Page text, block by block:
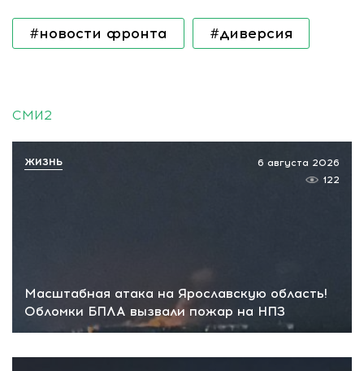
#новости фронта #диверсия
СМИ2
Масштабная атака на Ярославскую область!
Обломки БПЛА вызвали пожар на НПЗ
6 августа 2026
122
ЖИЗНЬ